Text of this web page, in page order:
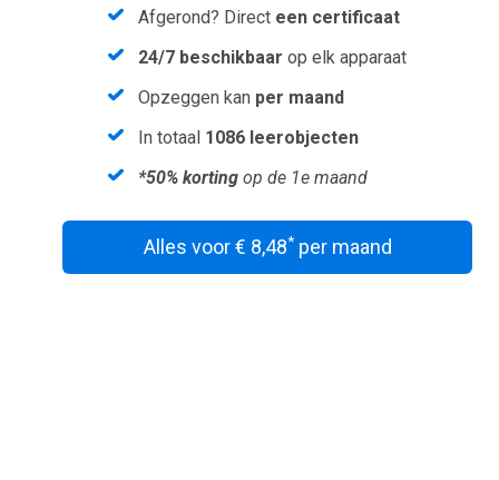
Afgerond? Direct een certificaat
24/7 beschikbaar op elk apparaat
Opzeggen kan per maand
In totaal 1086 leerobjecten
*50% korting op de 1e maand
Alles voor € 8,48*per maand